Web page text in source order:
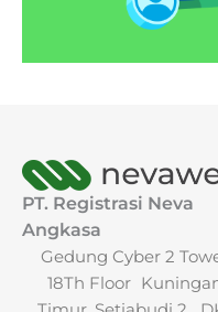
PT. Registrasi Neva
Angkasa
Gedung Cyber 2
18Th Floor